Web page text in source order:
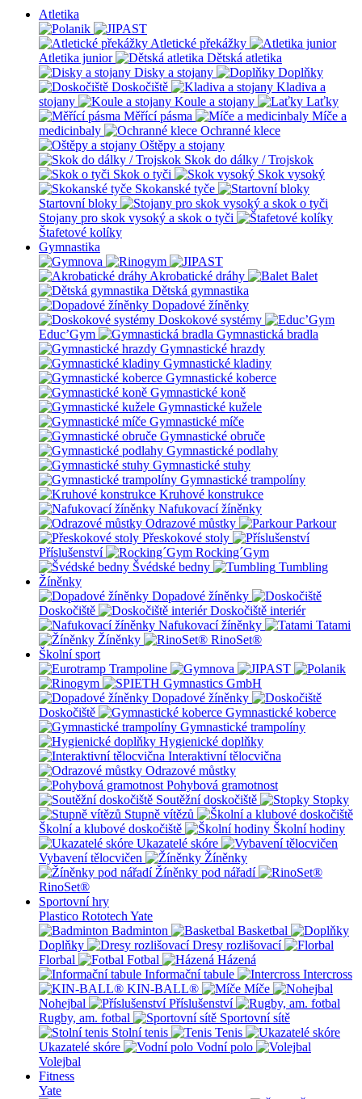
Atletika
Atletické překážky
Atletika junior
Dětská atletika
Disky a stojany
Doplňky
Doskočiště
Kladiva a
stojany
Koule a stojany
Laťky
Měřící pásma
Míče a
medicinbaly
Ochranné klece
Oštěpy a stojany
Skok do dálky / Trojskok
Skok o tyči
Skok vysoký
Skokanské tyče
Startovní bloky
Stojany pro skok vysoký a skok o tyči
Štafetové kolíky
Gymnastika
Akrobatické dráhy
Balet
Dětská gymnastika
Dopadové žíněnky
Doskokové systémy
Educ’Gym
Gymnastická bradla
Gymnastické hrazdy
Gymnastické kladiny
Gymnastické koberce
Gymnastické koně
Gymnastické kužele
Gymnastické míče
Gymnastické obruče
Gymnastické podlahy
Gymnastické stuhy
Gymnastické trampolíny
Kruhové konstrukce
Nafukovací žíněnky
Odrazové můstky
Parkour
Přeskokové stoly
Příslušenství
Rocking´Gym
Švédské bedny
Tumbling
Žíněnky
Dopadové žíněnky
Doskočiště
Doskočiště interiér
Nafukovací žíněnky
Tatami
Žíněnky
RinoSet®
Školní sport
Dopadové žíněnky
Doskočiště
Gymnastické koberce
Gymnastické trampolíny
Hygienické doplňky
Interaktivní tělocvična
Odrazové můstky
Pohybová gramotnost
Soutěžní doskočiště
Stopky
Stupně vítězů
Školní a klubové doskočiště
Školní hodiny
Ukazatelé skóre
Vybavení tělocvičen
Žíněnky
Žíněnky pod nářadí
RinoSet®
Sportovní hry
Plastico Rototech Yate
Badminton
Basketbal
Doplňky
Dresy rozlišovací
Florbal
Fotbal
Házená
Informační tabule
Intercross
KIN-BALL®
Míče
Nohejbal
Příslušenství
Rugby, am. fotbal
Sportovní sítě
Stolní tenis
Tenis
Ukazatelé skóre
Vodní polo
Volejbal
Fitness
Yate